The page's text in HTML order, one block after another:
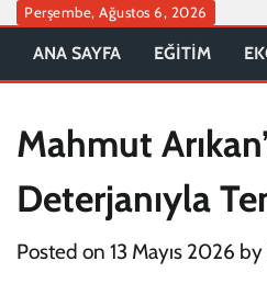
Skip
content
Perşembe, Ağustos 6, 2026
ANA SAYFA EĞİTİM
Mahmut
Deterjanıyla
Posted on 13 Mayıs 2026 by